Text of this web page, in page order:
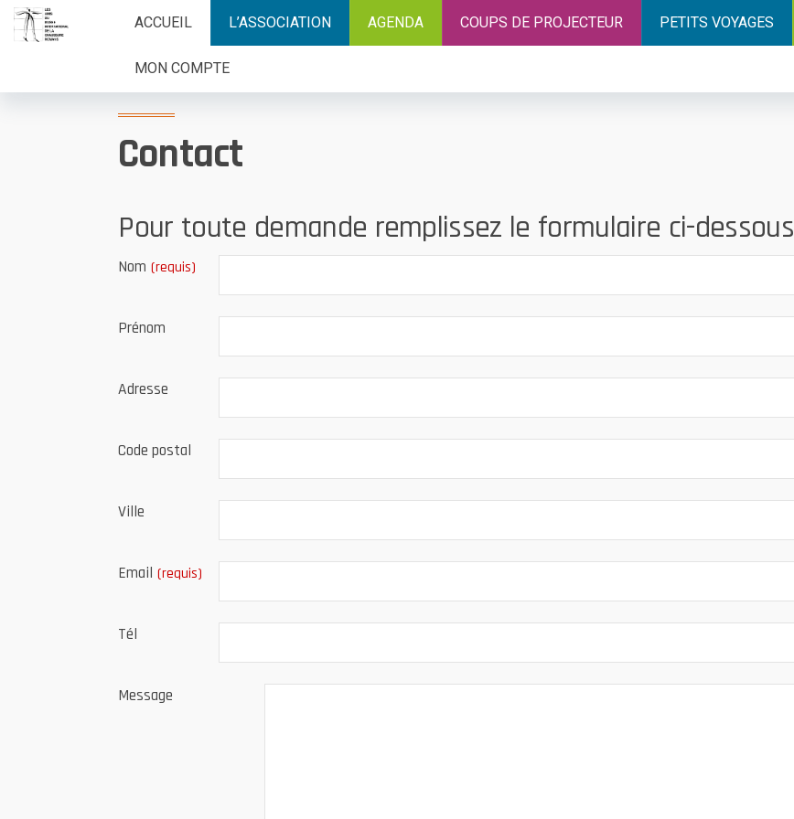
Aller
au
ACCUEIL L’ASSOCIATION AGENDA COUPS DE PROJECTEUR PETITS VOYAGES
MON COMPTE
Contact
Pour toute demande remplissez le formulaire ci-dessous
Nom (requis)
Prénom
Adresse
Code postal
Ville
Email (requis)
Tél
Message